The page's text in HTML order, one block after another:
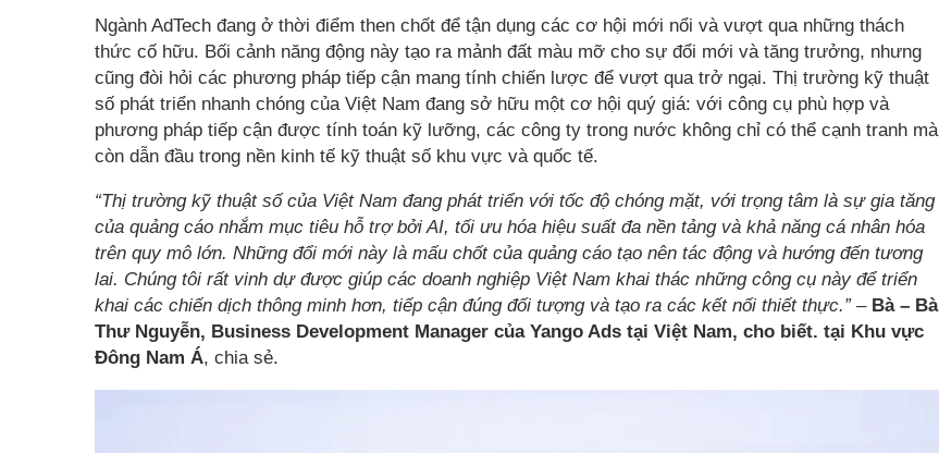
Ngành AdTech đang ở thời điểm then chốt để tận dụng các cơ hội mới nổi và vượt qua những thách
thức cố hữu. Bối cảnh năng động này tạo ra mảnh đất màu mỡ cho sự đổi mới và tăng trưởng, nhưng
cũng đòi hỏi các phương pháp tiếp cận mang tính chiến lược để vượt qua trở ngại. Thị trường kỹ thuật
số phát triển nhanh chóng của Việt Nam đang sở hữu một cơ hội quý giá: với công cụ phù hợp và
phương pháp tiếp cận được tính toán kỹ lưỡng, các công ty trong nước không chỉ có thể cạnh tranh mà
còn dẫn đầu trong nền kinh tế kỹ thuật số khu vực và quốc tế.
“Thị trường kỹ thuật số của Việt Nam đang phát triển với tốc độ chóng mặt, với trọng tâm là sự gia tăng
của quảng cáo nhắm mục tiêu hỗ trợ bởi AI, tối ưu hóa hiệu suất đa nền tảng và khả năng cá nhân hóa
trên quy mô lớn. Những đổi mới này là mấu chốt của quảng cáo tạo nên tác động và hướng đến tương
lai. Chúng tôi rất vinh dự được giúp các doanh nghiệp Việt Nam khai thác những công cụ này để triển
khai các chiến dịch thông minh hơn, tiếp cận đúng đối tượng và tạo ra các kết nối thiết thực.”– Bà – Bà
Thư Nguyễn, Business Development Manager của Yango Ads tại Việt Nam, cho biết. tại Khu vực
Đông Nam Á, chia sẻ.